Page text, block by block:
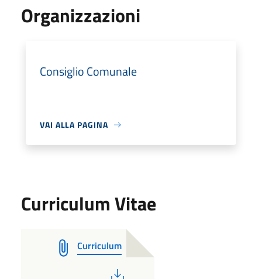
Organizzazioni
Consiglio Comunale
VAI ALLA PAGINA
Curriculum Vitae
Curriculum